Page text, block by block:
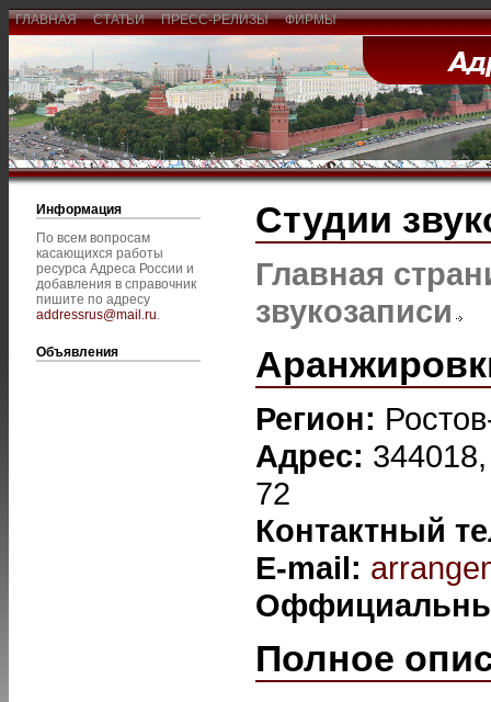
ГЛАВНАЯ СТАТЬИ ПРЕСС-РЕЛИЗЫ ФИРМЫ
Информация
По всем вопросам
касающихся работы
ресурса Адреса России и
добавления в справочник
пишите по адресу
addressrus@mail.ru.
Объявления
Студии
Главная
звукозаписи
Регион:
Адрес:
72
Контактный
E-mail:
Полное